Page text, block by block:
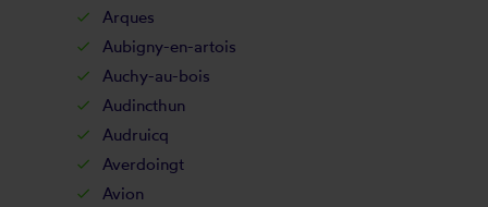
Arques
Aubigny-en-artois
Auchy-au-bois
Audincthun
Audruicq
Averdoingt
Avion